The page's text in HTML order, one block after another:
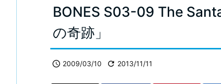
BONES S03-09 The
の奇跡」
 2009/03/10  2013/11/11